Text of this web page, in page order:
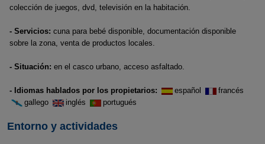
colección de juegos, dvd, televisión en la habitación.
- Servicios: cuna para bebé disponible, documentación disponible
sobre la zona, venta de productos locales.
- Situación: en el casco urbano, acceso asfaltado.
- Idiomas hablados por los propietarios: español
francés
gallego
inglés portugués
Entorno y actividades